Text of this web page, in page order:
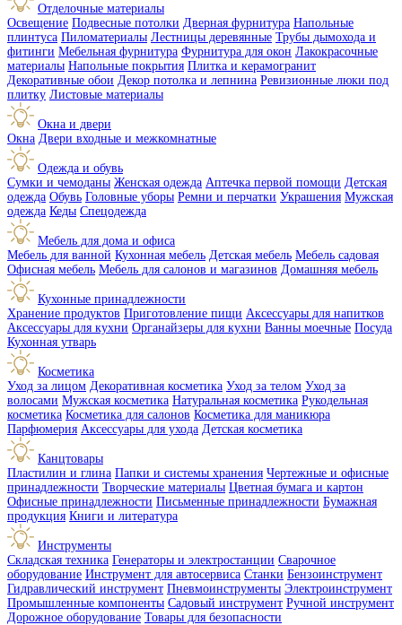
Отделочные материалы
Освещение Подвесные потолки Дверная фурнитура Напольные
плинтуса Пиломатериалы Лестницы деревянные Трубы дымохода и
фитинги Мебельная фурнитура Фурнитура для окон Лакокрасочные
материалы Напольные покрытия Плитка и керамогранит
Декоративные обои Декор потолка и лепнина Ревизионные люки под
плитку Листовые материалы
Окна и двери
Окна Двери входные и межкомнатные
Одежда и обувь
Сумки и чемоданы Женская одежда Аптечка первой помощи Детская
одежда Обувь Головные уборы Ремни и перчатки Украшения Мужская
одежда Кеды Спецодежда
Мебель для дома и офиса
Мебель для ванной Кухонная мебель Детская мебель Мебель садовая
Офисная мебель Мебель для салонов и магазинов Домашняя мебель
Кухонные принадлежности
Хранение продуктов Приготовление пищи Аксессуары для напитков
Аксессуары для кухни Органайзеры для кухни Ванны моечные Посуда
Кухонная утварь
Косметика
Уход за лицом Декоративная косметика Уход за телом Уход за
волосами Мужская косметика Натуральная косметика Рукодельная
косметика Косметика для салонов Косметика для маникюра
Парфюмерия Аксессуары для ухода Детская косметика
Канцтовары
Пластилин и глина Папки и системы хранения Чертежные и офисные
принадлежности Творческие материалы Цветная бумага и картон
Офисные принадлежности Письменные принадлежности Бумажная
продукция Книги и литература
Инструменты
Складская техника Генераторы и электростанции Сварочное
оборудование Инструмент для автосервиса Станки Бензоинструмент
Гидравлический инструмент Пневмоинструменты Электроинструмент
Промышленные компоненты Садовый инструмент Ручной инструмент
Дорожное оборудование Товары для безопасности